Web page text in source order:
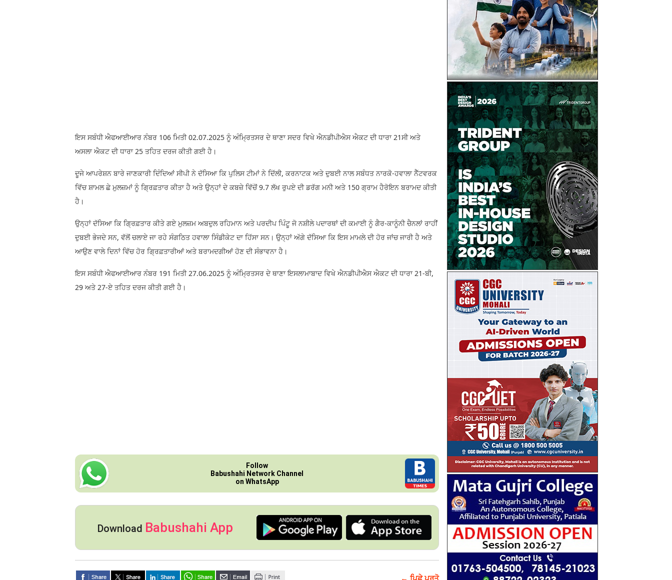
ਇਸ ਸਬੰਧੀ ਐਫਆਈਆਰ ਨੰਬਰ 106 ਮਿਤੀ 02.07.2025 ਨੂੰ ਅੰਮ੍ਰਿਤਸਰ ਦੇ ਥਾਣਾ ਸਦਰ ਵਿਖੇ ਐਨਡੀਪੀਐਸ ਐਕਟ ਦੀ ਧਾਰਾ 21ਸੀ ਅਤੇ
ਅਸਲਾ ਐਕਟ ਦੀ ਧਾਰਾ 25 ਤਹਿਤ ਦਰਜ ਕੀਤੀ ਗਈ ਹੈ।
ਦੂਜੇ ਆਪਰੇਸ਼ਨ ਬਾਰੇ ਜਾਣਕਾਰੀ ਦਿੰਦਿਆਂ ਸੀਪੀ ਨੇ ਦੱਸਿਆ ਕਿ ਪੁਲਿਸ ਟੀਮਾਂ ਨੇ ਦਿੱਲੀ, ਕਰਨਾਟਕ ਅਤੇ ਦੁਬਈ ਨਾਲ ਸਬੰਧਤ ਨਾਰਕੋ-ਹਵਾਲਾ ਨੈੱਟਵਰਕ
ਵਿੱਚ ਸ਼ਾਮਲ ਛੇ ਮੁਲਜ਼ਮਾਂ ਨੂੰ ਗ੍ਰਿਫ਼ਤਾਰ ਕੀਤਾ ਹੈ ਅਤੇ ਉਨ੍ਹਾਂ ਦੇ ਕਬਜ਼ੇ ਵਿੱਚੋਂ 9.7 ਲੱਖ ਰੁਪਏ ਦੀ ਡਰੱਗ ਮਨੀ ਅਤੇ 150 ਗ੍ਰਾਮ ਹੈਰੋਇਨ ਬਰਾਮਦ ਕੀਤੀ
ਹੈ।
ਉਨ੍ਹਾਂ ਦੱਸਿਆ ਕਿ ਗ੍ਰਿਫ਼ਤਾਰ ਕੀਤੇ ਗਏ ਮੁਲਜ਼ਮ ਅਬਦੁਲ ਰਹਿਮਾਨ ਅਤੇ ਪਰਦੀਪ ਪਿੰਟੂ ਜੋ ਨਸ਼ੀਲੇ ਪਦਾਰਥਾਂ ਦੀ ਕਮਾਈ ਨੂੰ ਗੈਰ-ਕਾਨੂੰਨੀ ਚੈਨਲਾਂ ਰਾਹੀਂ
ਦੁਬਈ ਭੇਜਦੇ ਸਨ, ਵੱਲੋਂ ਚਲਾਏ ਜਾ ਰਹੇ ਸੰਗਠਿਤ ਹਵਾਲਾ ਸਿੰਡੀਕੇਟ ਦਾ ਹਿੱਸਾ ਸਨ। ਉਨ੍ਹਾਂ ਅੱਗੇ ਦੱਸਿਆ ਕਿ ਇਸ ਮਾਮਲੇ ਦੀ ਹੋਰ ਜਾਂਚ ਜਾਰੀ ਹੈ ਅਤੇ
ਆਉਣ ਵਾਲੇ ਦਿਨਾਂ ਵਿੱਚ ਹੋਰ ਗ੍ਰਿਫ਼ਤਾਰੀਆਂ ਅਤੇ ਬਰਾਮਦਗੀਆਂ ਹੋਣ ਦੀ ਸੰਭਾਵਨਾ ਹੈ।
ਇਸ ਸਬੰਧੀ ਐਫਆਈਆਰ ਨੰਬਰ 191 ਮਿਤੀ 27.06.2025 ਨੂੰ ਅੰਮ੍ਰਿਤਸਰ ਦੇ ਥਾਣਾ ਇਸਲਾਮਾਬਾਦ ਵਿਖੇ ਐਨਡੀਪੀਐਸ ਐਕਟ ਦੀ ਧਾਰਾ 21-ਬੀ,
29 ਅਤੇ 27-ਏ ਤਹਿਤ ਦਰਜ ਕੀਤੀ ਗਈ ਹੈ।
Follow
Babushahi Network Channel
on WhatsApp
Download Babushahi App
← ਪਿਛੇ ਪਰਤੋ